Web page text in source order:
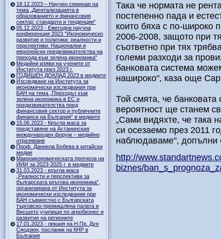
18.12.2023 – Научен семинар на
тема „Дигитализацията в
образованието и финансовия
сектор: стандарти и тенденции“
05.12.2023 - Ежегодна научна
конференция 2023 "Икономическо
развитие и политики: реалности и
перспективи. Национални и
европейски предизвикателства на
прехода към зелена икономика"
Медийни изяви на учените от
Института през 2023 г.
ГОДИШЕН ДОКЛАД 2023 в медиите
Изследване на Института за
икономически изследвания при
БАН на тема „Преходът към
зелена икономика в ЕС и
предизвикателства пред
финансовия сектор и публичните
финанси на България“ в медиите
15.06.2023 - Кръгла маса за
представяне на Астанинския
международен форум – медийно
отразяване
Проф. Даниела Бобева в китайски
медии
Макроикономическата прогноза на
ИИИ за 2023-2025 г. в медиите
31.03.2023 - кръгла маса
„Реалности и перспективи за
българската кръгова икономика”,
организирана от Института за
икономически изследвания при
БАН съвместно с Българската
търговско-промишлена палата и
Висшето училище по агробизнес и
развитие на регионите
17.01.2023 - лекция на Н.Пр. Дун
Сяодзюн, посланик на КНР в
България
Така че нормата не
постепенно пада и
които бяха с по-широко
2006-2008, защото при
съответно при тях
големи разходи за
банковата система
нашироко", каза още
Той смята, че банковата
вероятност ще станем
„Сами видяхте, че така
си осезаемо през 2011
наблюдаваме", допълни
http://
biznes/